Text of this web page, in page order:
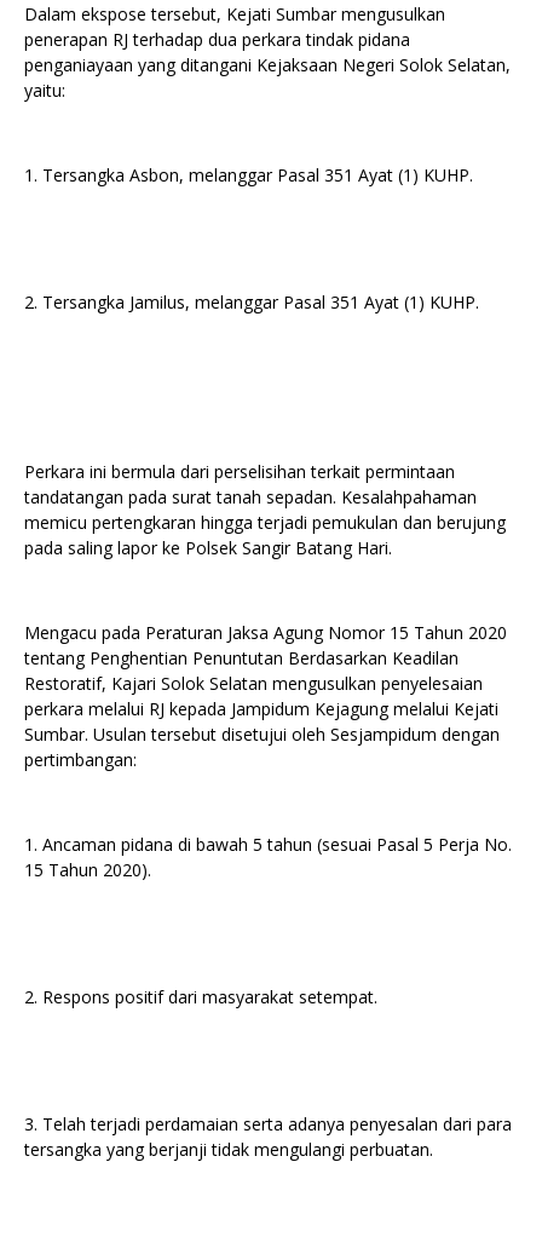
Dalam ekspose tersebut, Kejati Sumbar mengusulkan
penerapan RJ terhadap dua perkara tindak pidana
penganiayaan yang ditangani Kejaksaan Negeri Solok Selatan,
yaitu:
1. Tersangka Asbon, melanggar Pasal 351 Ayat (1) KUHP.
2. Tersangka Jamilus, melanggar Pasal 351 Ayat (1) KUHP.
Perkara ini bermula dari perselisihan terkait permintaan
tandatangan pada surat tanah sepadan. Kesalahpahaman
memicu pertengkaran hingga terjadi pemukulan dan berujung
pada saling lapor ke Polsek Sangir Batang Hari.
Mengacu pada Peraturan Jaksa Agung Nomor 15 Tahun 2020
tentang Penghentian Penuntutan Berdasarkan Keadilan
Restoratif, Kajari Solok Selatan mengusulkan penyelesaian
perkara melalui RJ kepada Jampidum Kejagung melalui Kejati
Sumbar. Usulan tersebut disetujui oleh Sesjampidum dengan
pertimbangan:
1. Ancaman pidana di bawah 5 tahun (sesuai Pasal 5 Perja No.
15 Tahun 2020).
2. Respons positif dari masyarakat setempat.
3. Telah terjadi perdamaian serta adanya penyesalan dari para
tersangka yang berjanji tidak mengulangi perbuatan.